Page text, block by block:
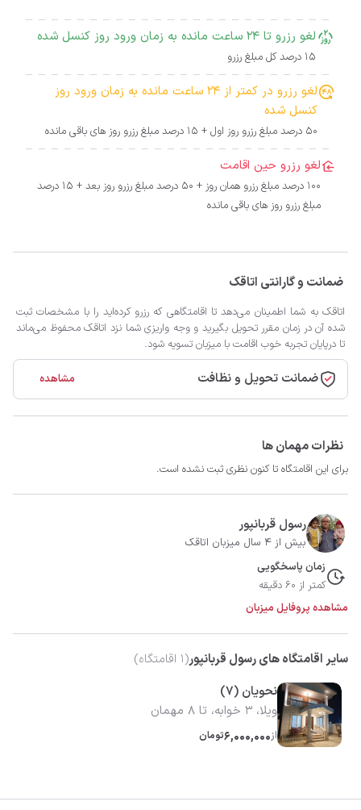
لغو رزرو تا 24 ساعت مانده به زمان ورود روز کنسل شده
15 درصد کل مبلغ رزرو
لغو رزرو در کمتر از 24 ساعت مانده به زمان ورود روز
کنسل شده
50 درصد مبلغ رزرو روز اول + 15 درصد مبلغ رزرو روز های باقی مانده
لغو رزرو حین اقامت
100 درصد مبلغ رزرو همان روز + 50 درصد مبلغ رزرو روز بعد + 15 درصد
مبلغ رزرو روز های باقی مانده
ضمانت و گارانتی اتاقک
اتاقک به شما اطمینان می‌دهد تا اقامتگاهی که رزرو کرده‌اید را با مشخصات ثبت
شده آن در زمان مقرر تحویل بگیرید و وجه واریزی شما نزد اتاقک محفوظ می‌ماند
تا درپایان تجربه خوب اقامت با میزبان تسویه شود.
ضمانت تحویل و نظافت مشاهده
نظرات مهمان ها
برای این اقامتگاه تا کنون نظری ثبت نشده است.
رسول قربانپور
بیش از 4 سال میزبان اتاقک
زمان پاسخگویی
کمتر از 60 دقیقه
مشاهده پروفایل میزبان
سایر اقامتگاه های رسول قربانپور(
1 اقامتگاه)
نحویان (7)
ویلا، 3 خوابه، تا 8 مهمان
از6,000,000تومان